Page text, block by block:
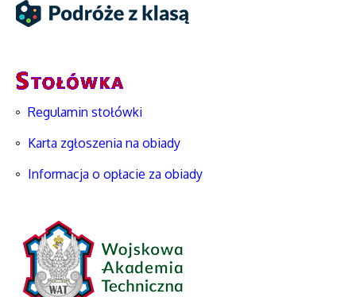
Regulamin stołówki
Karta zgłoszenia na obiady
Informacja o opłacie za obiady